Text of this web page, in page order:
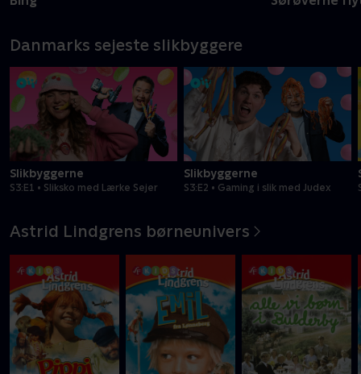
Danmarks sejeste slikbyggere
Slikbyggerne
S3:E1 • Sliksko med Lærke Sejer
Slikbyggerne
S3:E2 • Gaming i slik med Judex
Astrid Lindgrens børneunivers